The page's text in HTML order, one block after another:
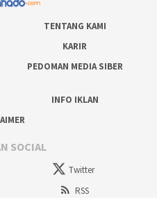
TENTANG KAMI
KARIR
PEDOMAN MEDIA SIBER
INFO IKLAN
SOCIAL
Twitter
RSS